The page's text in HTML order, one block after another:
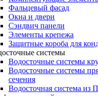
Фальцевый фасад
Окна и двери
Сэндвич панели
Элементы крепежа
Защитные короба для
системы
Водосточные системы
Водосточные системы
сечения
Водосточная система из